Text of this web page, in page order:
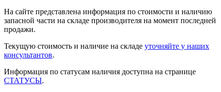
На сайте представлена информация по стоимости и наличию
запасной части на складе производителя на момент последней
продажи.
Текущую стоимость и наличие на складе уточняйте у наших
консультантов.
Информация по статусам наличия доступна на странице
СТАТУСЫ.